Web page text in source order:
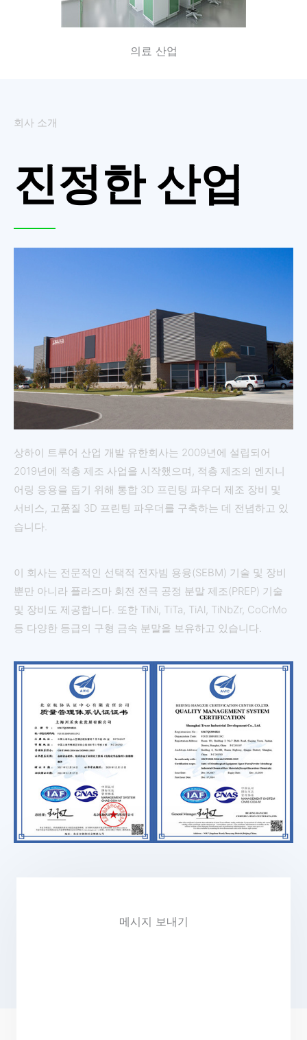
의료 산업
회사 소개
진정한 산업
상하이 트루어 산업 개발 유한회사는 2009년에 설립되어
2019년에 적층 제조 사업을 시작했으며, 적층 제조의 엔지니
어링 응용을 돕기 위해 통합 3D 프린팅 파우더 제조 장비 및
서비스, 고품질 3D 프린팅 파우더를 구축하는 데 전념하고 있
습니다.
이 회사는 전문적인 선택적 전자빔 용융(SEBM) 기술 및 장비
뿐만 아니라 플라즈마 회전 전극 공정 분말 제조(PREP) 기술
및 장비도 제공합니다. 또한 TiNi, TiTa, TiAl, TiNbZr, CoCrMo
등 다양한 등급의 구형 금속 분말을 보유하고 있습니다.
메시지 보내기